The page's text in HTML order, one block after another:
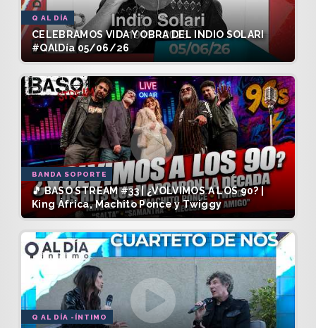
Q AL DÍA
CELEBRAMOS VIDA Y OBRA DEL INDIO SOLARI
#QAlDía 05/06/26
BANDA SOPORTE
🎵 BASO STREAM #33 | ¿VOLVIMOS A LOS 90? |
King África, Machito Ponce y Twiggy
Q AL DÍA -ÍNTIMO